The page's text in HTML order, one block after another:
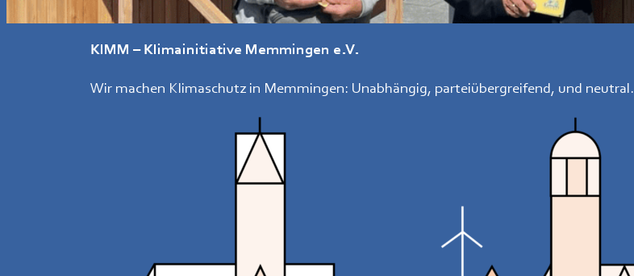
KIMM – Klimainitiative Memmingen e.V.
Wir machen Klimaschutz in Memmingen: Unabhängig, parteiübergreifend, und neutral.